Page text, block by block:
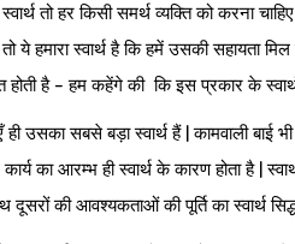
स्वार्थ तो हर किसी समर्थ व्यक्ति को
ये हमारा स्वार्थ है कि हमें उसकी सहायता
होती है – हम कहेंगे की कि इस प्रकार के
उसका सबसे बड़ा स्वार्थ हैं | कामवाली बाई
का आरम्भ ही स्वार्थ के कारण होता है |
की आवश्यकताओं की पूर्ति का स्वार्थ सिद्ध